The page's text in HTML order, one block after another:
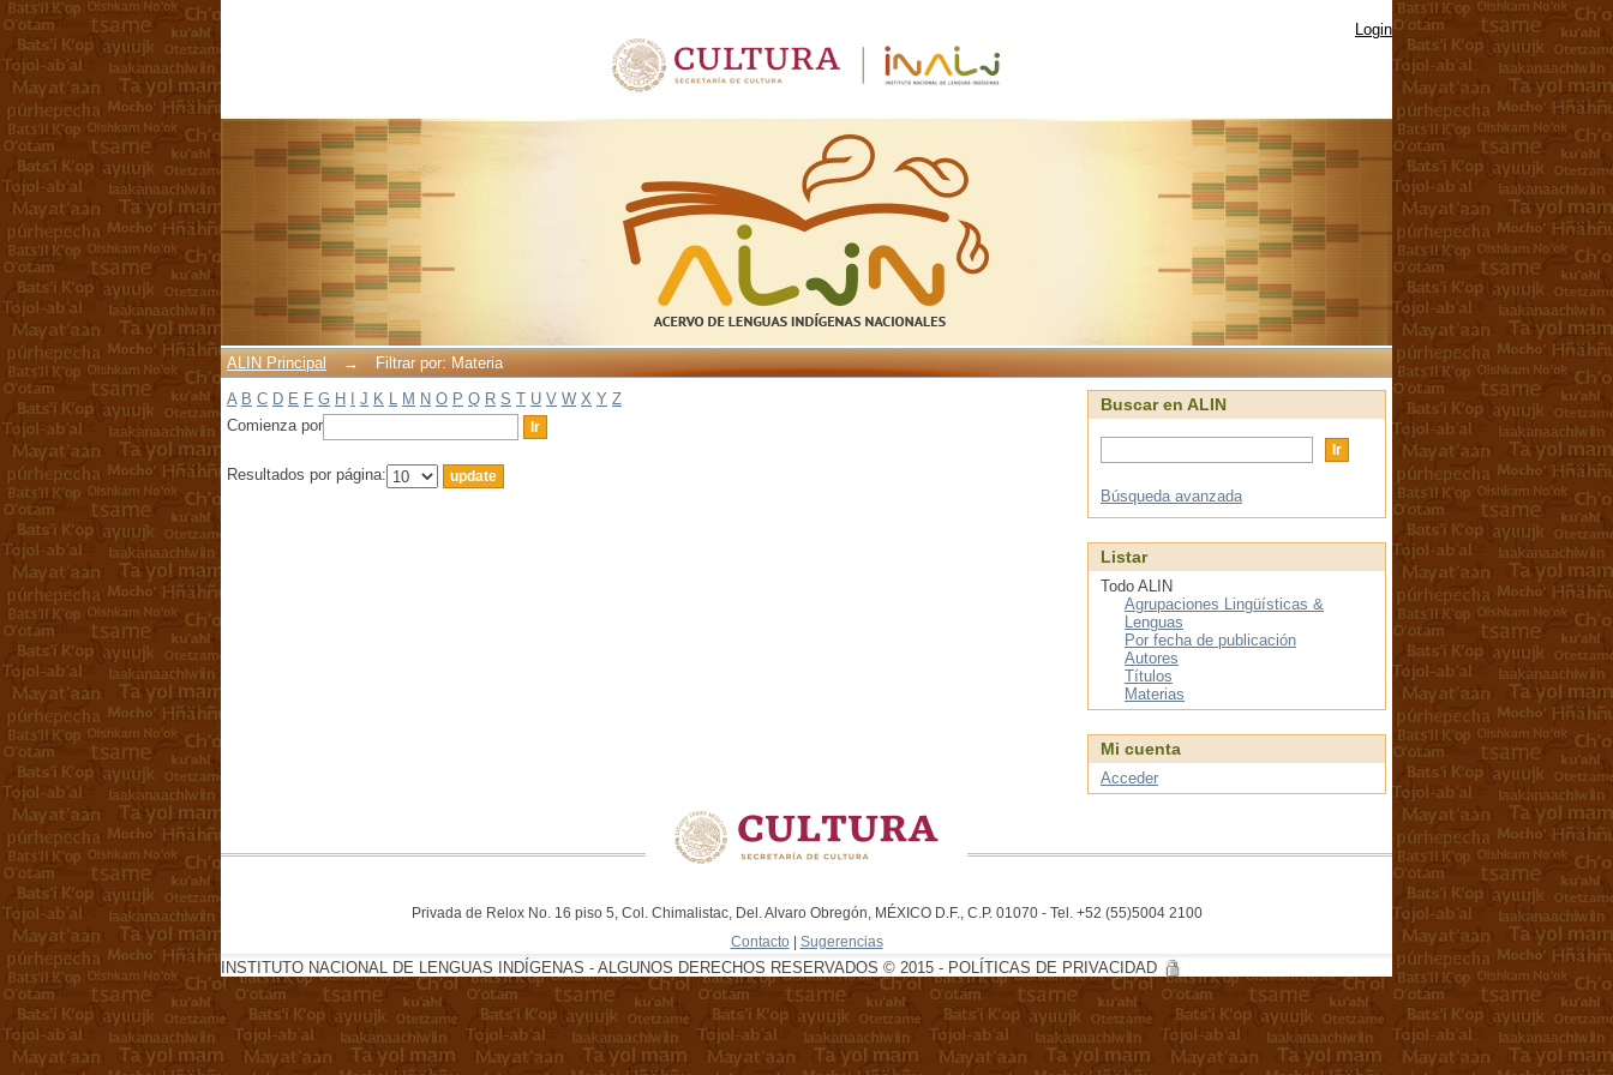
Login
ALIN Principal →
Filtrar por: Materia
A B C D E F G H J K L M N O P Q R S T U V W X Y Z
Comienza por
Resultados por página:
Buscar en ALIN
Búsqueda avanzada
Listar
Todo ALIN
Agrupaciones Lingüísticas &
Lenguas
Por fecha de publicación
Autores
Títulos
Materias
Mi cuenta
Acceder
Privada de Relox No. 16 piso 5, Col. Chimalistac, Del. Alvaro Obregón, MÉXICO D.F., C.P. 01070 - Tel. +52 (55)5004 2100
Contacto | Sugerencias
INSTITUTO NACIONAL DE LENGUAS INDÍGENAS - ALGUNOS DERECHOS RESERVADOS © 2015 - POLÍTICAS DE PRIVACIDAD